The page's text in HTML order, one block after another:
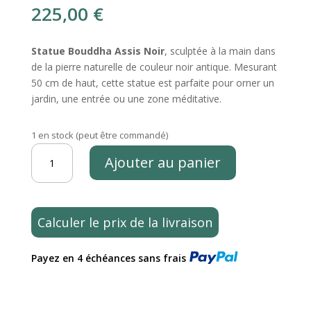
225,00 €
Statue Bouddha Assis Noir, sculptée à la main dans
de la pierre naturelle de couleur noir antique. Mesurant
50 cm de haut, cette statue est parfaite pour orner un
jardin, une entrée ou une zone méditative.
1 en stock (peut être commandé)
quantité
Statue
assis
noir
pierre
Ajouter au panier
Calculer le prix de la livraison
Payez en 4 échéances sans frais